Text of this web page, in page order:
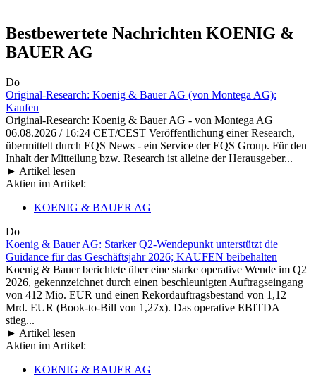
Bestbewertete Nachrichten KOENIG &
BAUER AG
Do
Original-Research: Koenig & Bauer AG (von Montega AG):
Kaufen
Original-Research: Koenig & Bauer AG - von Montega AG
06.08.2026 / 16:24 CET/CEST Veröffentlichung einer Research,
übermittelt durch EQS News - ein Service der EQS Group. Für den
Inhalt der Mitteilung bzw. Research ist alleine der Herausgeber...
► Artikel lesen
Aktien im Artikel:
KOENIG & BAUER AG
Do
Koenig & Bauer AG: Starker Q2-Wendepunkt unterstützt die
Guidance für das Geschäftsjahr 2026; KAUFEN beibehalten
Koenig & Bauer berichtete über eine starke operative Wende im Q2
2026, gekennzeichnet durch einen beschleunigten Auftragseingang
von 412 Mio. EUR und einen Rekordauftragsbestand von 1,12
Mrd. EUR (Book-to-Bill von 1,27x). Das operative EBITDA
stieg...
► Artikel lesen
Aktien im Artikel:
KOENIG & BAUER AG